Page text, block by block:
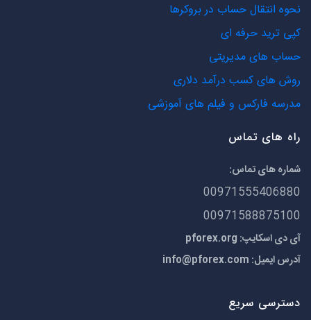
نحوه انتقال حساب در بروکرها
کپی ترید حرفه ای
حساب های مدیریتی
روش های کسب درآمد دلاری
مدرسه فارکس و فیلم های آموزشی
راه های تماس
شماره های تماس:
00971555406880
00971588875100
آی دی اسکایپ: pforex.org
آدرس ایمیل: info@pforex.com
دسترسی سریع